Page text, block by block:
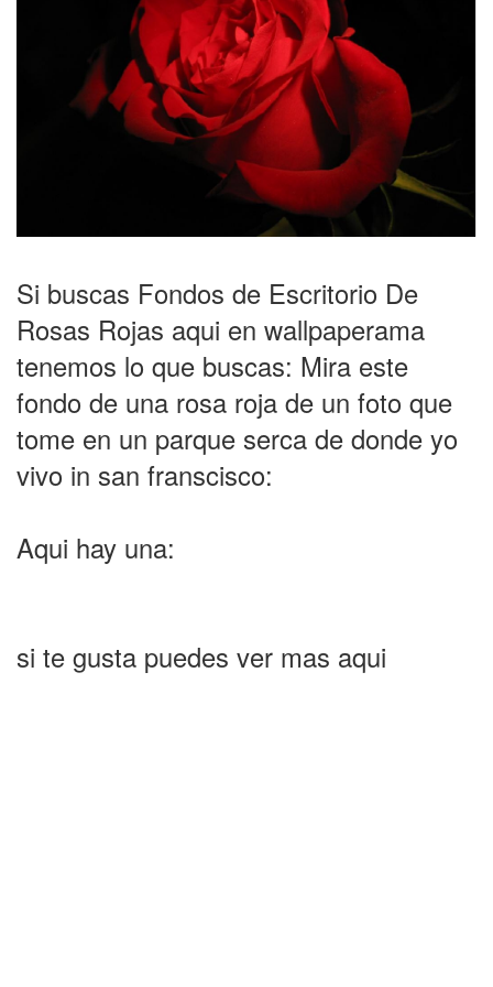
Si buscas Fondos de Escritorio De
Rosas Rojas aqui en wallpaperama
tenemos lo que buscas: Mira este
fondo de una rosa roja de un foto que
tome en un parque serca de donde yo
vivo in san franscisco:
Aqui hay una:
si te gusta puedes ver mas aqui